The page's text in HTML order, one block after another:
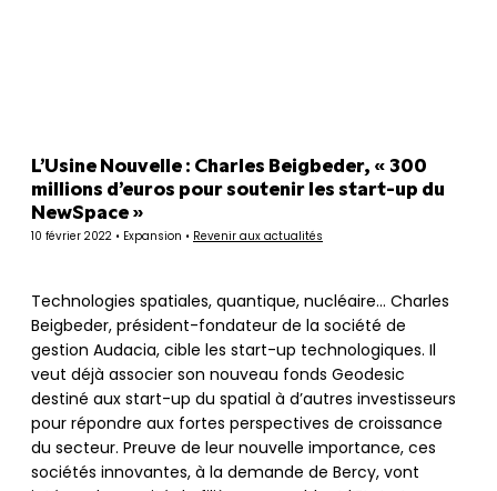
L’Usine Nouvelle : Charles Beigbeder, « 300
millions d’euros pour soutenir les start-up du
NewSpace »
10 février 2022 • Expansion • Revenir aux actualités
Technologies spatiales, quantique, nucléaire… Charles
Beigbeder, président-fondateur de la société de
gestion Audacia, cible les start-up technologiques. Il
veut déjà associer son nouveau fonds Geodesic
destiné aux start-up du spatial à d’autres investisseurs
pour répondre aux fortes perspectives de croissance
du secteur. Preuve de leur nouvelle importance, ces
sociétés innovantes, à la demande de Bercy, vont